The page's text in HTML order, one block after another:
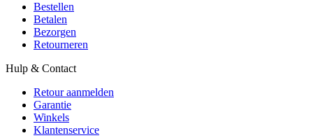
Bestellen
Betalen
Bezorgen
Retourneren
Hulp & Contact
Retour aanmelden
Garantie
Winkels
Klantenservice